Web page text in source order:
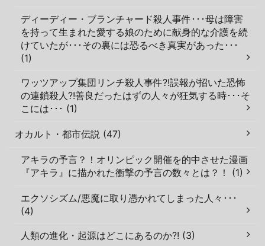
ディーディー・ブランチャード殺人事件･･･母は障害
を持って生まれた愛する娘のために献身的な介護を続
けていたが･･･その裏には恐るべき真実があった･･･
(1)
ワッツアップ集団リンチ殺人事件?!誤報が招いた恐怖
の連鎖殺人?!善良だったはずの人々が狂気する時･･･そ
こには･･･ (1)
オカルト・都市伝説 (47)
アキラの予言？！オリンピック開催を的中させた漫画
『アキラ』に描かれた衝撃の予言の数々とは？！ (1)
エクソシズム/悪魔に取り憑かれてしまった人々･･･
(4)
人類の進化・起源はどこにあるのか?! (3)